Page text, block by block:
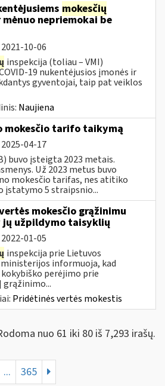
mokesčių
nepriemokai be
2021-10-06
inspekcija (toliau – VMI)
19 nukentėjusios įmonės ir
gyventojai, taip pat veiklos
Naujiena
mokesčio tarifo taikymą
2025-04-17
buvo įsteigta 2023 metais.
Už 2023 metus buvo
mokesčio tarifas, nes atitiko
įstatymo 5 straipsnio...
mokesčio grąžinimu
jų užpildymo taisyklių
2022-01-05
inspekcija prie Lietuvos
informuoja, kad
perėjimo prie
Pridėtinės vertės mokestis
nuo 61 iki 80 iš 7,293 irašų.
... 365